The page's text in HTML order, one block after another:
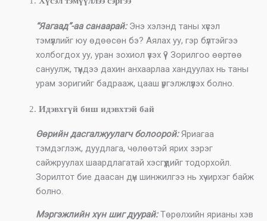
“Яагаад”-аа санаарай:Энэ хэлэнд таны хүсэл
тэмүүллийг юу өдөөсөн бэ? Аялах уу, гэр бүлтэйгээ
холбогдох уу, уран зохиол үзэх үү? Зорилгоо өөртөө
сануулж, түүндээ дахин анхаарлаа хандуулах нь таны
урам зоригийг бадрааж, цааш үргэлжлүүлэх болно.
Идэвхгүй биш идэвхтэй бай
Өөрийн дасгалжуулагч болоорой:Яриагаа
тэмдэглэж, дуудлага, чөлөөтэй ярих зэрэг
сайжруулах шаардлагатай хэсгүүдийг тодорхойл.
Зорилтот бие даасан дүн шинжилгээ нь хүчирхэг байж
болно.
Мэргэжлийн хүн шиг дуурай:Төрөлхийн ярианы хэв